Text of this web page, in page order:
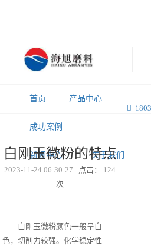
首页 产品中心
成功案例
新闻中心 关于我们
白刚玉微粉的特点
2023-11-24 06:30:27 点击： 124
次
白刚玉微粉颜色一般呈白
色，切削力较强。化学稳定性